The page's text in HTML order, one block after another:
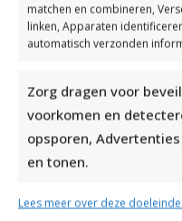
matchen en combineren,
linken, Apparaten
automatisch verzonden
Zorg dragen voor
voorkomen en
opsporen,
en tonen.
Lees meer over deze